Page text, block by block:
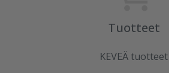
Tuotteet
KEVEÄ tuotteet